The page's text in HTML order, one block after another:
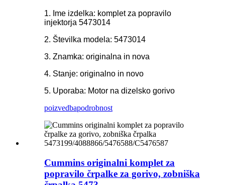
1. Ime izdelka: komplet za popravilo
injektorja 5473014
2. Številka modela: 5473014
3. Znamka: originalna in nova
4. Stanje: originalno in novo
5. Uporaba: Motor na dizelsko gorivo
poizvedbapodrobnost
Cummins originalni komplet za
popravilo črpalke za gorivo, zobniška